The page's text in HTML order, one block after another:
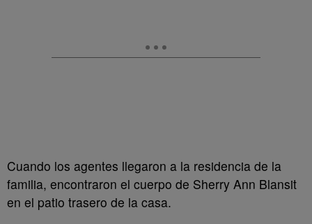
Cuando los agentes llegaron a la residencia de la
familia, encontraron el cuerpo de Sherry Ann Blansit
en el patio trasero de la casa.